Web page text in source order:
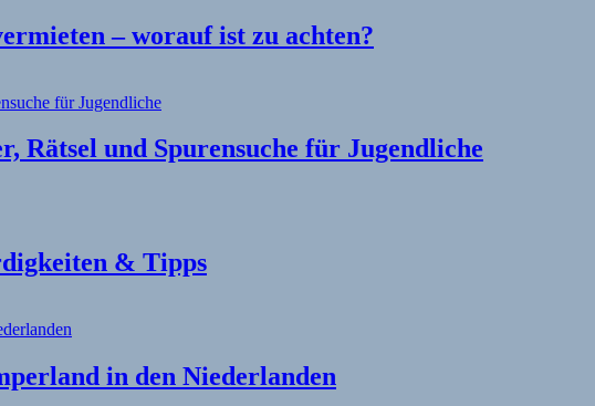
– worauf ist zu achten?
Rätsel und Spurensuche für Jugendliche
& Tipps
in den Niederlanden